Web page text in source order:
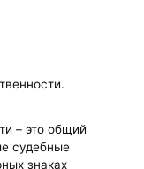
– это общий
судебные
знаках